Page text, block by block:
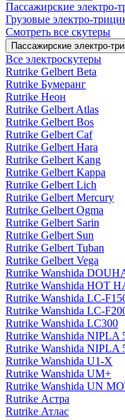
Пассажирские
Грузовые
Смотреть все скутеры
Пассажирские
Все электро­скутеры
Rutrike Gelbert Beta
Rutrike Бумеранг
Rutrike Неон
Rutrike Gelbert Atlas
Rutrike Gelbert Bos
Rutrike Gelbert Caf
Rutrike Gelbert Hara
Rutrike Gelbert Kang
Rutrike Gelbert Kappa
Rutrike Gelbert Lich
Rutrike Gelbert Mercury
Rutrike Gelbert Ogma
Rutrike Gelbert Sarin
Rutrike Gelbert Sun
Rutrike Gelbert Tuban
Rutrike Gelbert Vega
Rutrike Wanshida
Rutrike Wanshida HOT
Rutrike Wanshida LC-
Rutrike Wanshida LC-
Rutrike Wanshida LC300
Rutrike Wanshida NIPLA
Rutrike Wanshida NIPLA
Rutrike Wanshida U1-X
Rutrike Wanshida UM+
Rutrike Wanshida UN
Rutrike Астра
Rutrike Атлас